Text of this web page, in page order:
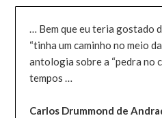
… Bem que eu teria gostado
“tinha um caminho no meio
antologia sobre a “pedra no
tempos …
Carlos Drummond de